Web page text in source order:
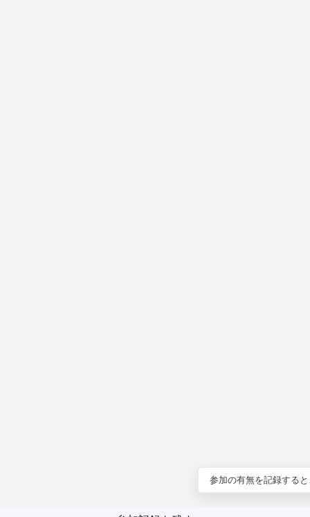
参加の有無を記録する